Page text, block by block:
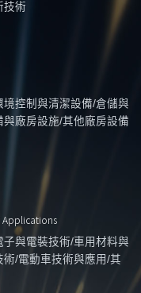
技術
控制與清潔設備/倉儲與
廠房設施/其他廠房設備
Applications
與電裝技術/車用材料與
/電動車技術與應用/其